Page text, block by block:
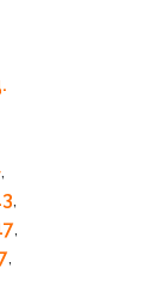
,
,
,
,